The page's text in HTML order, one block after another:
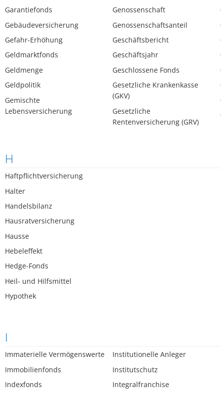
Garantiefonds
Gebäudeversicherung
Gefahr-Erhöhung
Geldmarktfonds
Geldmenge
Geldpolitik
Gemischte
Lebensversicherung
Genossenschaft
Genossenschaftsanteil
Geschäftsbericht
Geschäftsjahr
Geschlossene Fonds
Gesetzliche Krankenkasse
(GKV)
Gesetzliche
Rentenversicherung (GRV)
H
Haftpflichtversicherung
Halter
Handelsbilanz
Hausratversicherung
Hausse
Hebeleffekt
Hedge-Fonds
Heil- und Hilfsmittel
Hypothek
I
Immaterielle Vermögenswerte
Immobilienfonds
Indexfonds
Institutionelle Anleger
Institutschutz
Integralfranchise